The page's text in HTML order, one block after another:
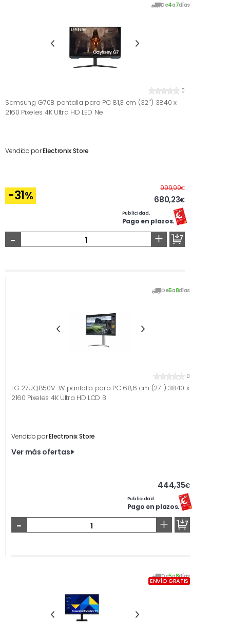
De4a7días
0
Samsung G70B pantalla para PC 81,3 cm (32'') 3840 x
2160 Pixeles 4K Ultra HD LED Ne
Vendido porElectronix Store
-31%
999,99€Antes
680,23€
Publicidad.
Pago en plazos.
- +
De5a8días
0
LG 27UQ850V-W pantalla para PC 68,6 cm (27'') 3840 x
2160 Pixeles 4K Ultra HD LCD B
Vendido porElectronix Store
Ver más ofertas
444,35€
Publicidad.
Pago en plazos.
- +
De5a8días
ENVÍO GRATIS